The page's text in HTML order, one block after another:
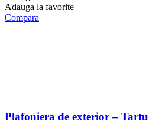
Adauga la favorite
Compara
Plafoniera de exterior – Tartu